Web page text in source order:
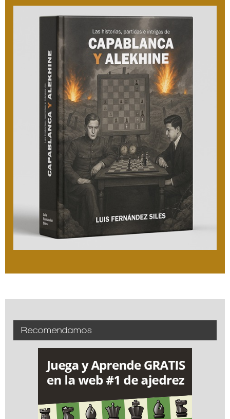
Recomendamos